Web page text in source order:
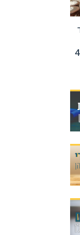
שהוא מאומץ ואיך זה לפגוש 4